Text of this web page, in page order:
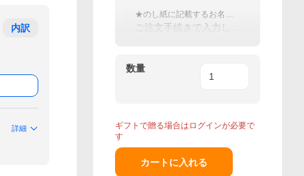
内訳
詳細
★のし紙に記載するお名前
（＝贈り主様名）（20文字
ご注文手続きで入力して
数量
ギフトで贈る場合はログインが必要で
す
カートに入れる